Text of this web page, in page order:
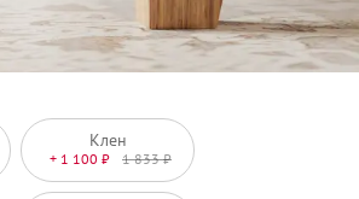
Клен
+ 1 100 ₽ 1 833 ₽